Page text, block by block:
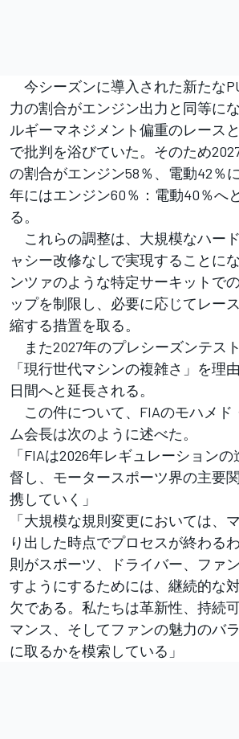
今シーズンに導入された新たな
力の割合がエンジン出力と同等に
ルギーマネジメント偏重のレース
で批判を浴びていた。そのため
の割合がエンジン58％、電動42％
年にはエンジン60％：電動40％へ
る。
これらの調整は、大規模なハー
ャシー改修なしで実現することに
ンツァのような特定サーキットで
ップを制限し、必要に応じてレー
縮する措置を取る。
また2027年のプレシーズンテス
「現行世代マシンの複雑さ」を理
日間へと延長される。
この件について、FIAのモハメド
ム会長は次のように述べた。
「FIAは2026年レギュレーション
督し、モータースポーツ界の主要
携していく」
「大規模な規則変更においては、
り出した時点でプロセスが終わる
則がスポーツ、ドライバー、ファ
すようにするためには、継続的な
欠である。私たちは革新性、持続
マンス、そしてファンの魅力のバ
に取るかを模索している」